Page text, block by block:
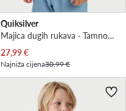
Quiksilver
Majica dugih rukava · Tamnoplava
Trenutna cijena
27,99€
Najniža cijena30,99 €